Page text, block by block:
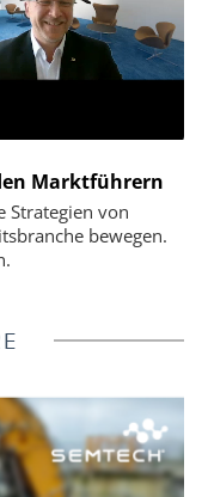
Marktführern
Strategien von
bewegen.